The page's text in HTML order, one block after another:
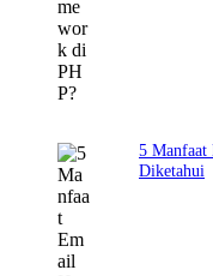
5 Manfaat
Diketahui